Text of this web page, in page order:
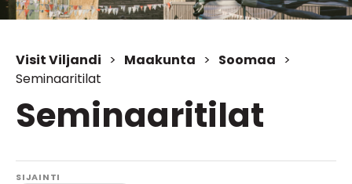
Visit Viljandi > Maakunta > Soomaa >
Seminaaritilat
Seminaaritilat
SIJAINTI